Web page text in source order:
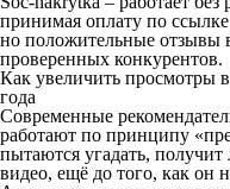
принимая оплату по
но положительные отзывы
проверенных конкурентов.
Как увеличить просмотры
года
Современные
работают по принципу
пытаются угадать, получит
видео, ещё до того, как он